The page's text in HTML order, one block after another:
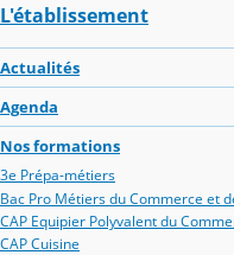
L'établissement
Actualités
Agenda
Nos formations
3e Prépa-métiers
Bac Pro Métiers du Commerce et
CAP Equipier Polyvalent du
CAP Cuisine